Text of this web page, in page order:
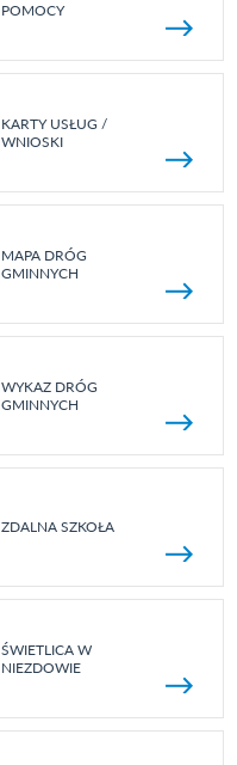
POMOCY
KARTY USŁUG /
WNIOSKI
MAPA DRÓG
GMINNYCH
WYKAZ DRÓG
GMINNYCH
ZDALNA SZKOŁA
ŚWIETLICA W
NIEZDOWIE